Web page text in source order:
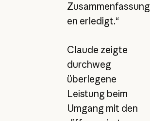
Zusammenfassung
en erledigt.“
Claude zeigte
durchweg
überlegene
Leistung beim
Umgang mit den